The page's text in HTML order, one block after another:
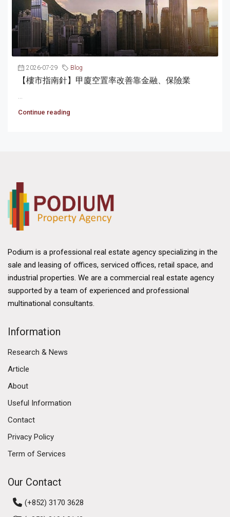
2026-07-29 Blog
【樓市指南針】甲廈空置率改善靠金融、保險業
Continue reading
Podium is a professional real estate agency specializing in the
sale and leasing of offices, serviced offices, retail space, and
industrial properties. We are a commercial real estate agency
supported by a team of experienced and professional
multinational consultants.
Information
Research & News
Article
About
Useful Information
Contact
Privacy Policy
Term of Services
Our Contact
(+852) 3170 3628